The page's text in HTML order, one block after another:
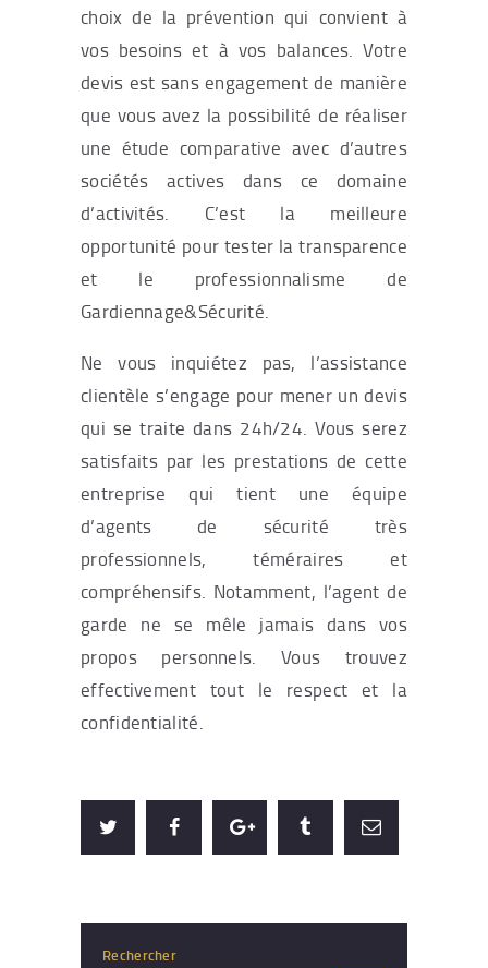
choix de la prévention qui convient à
vos besoins et à vos balances. Votre
devis est sans engagement de manière
que vous avez la possibilité de réaliser
une étude comparative avec d’autres
sociétés actives dans ce domaine
d’activités. C’est la meilleure
opportunité pour tester la transparence
et le professionnalisme de
Gardiennage&Sécurité.
Ne vous inquiétez pas, l’assistance
clientèle s’engage pour mener un devis
qui se traite dans 24h/24. Vous serez
satisfaits par les prestations de cette
entreprise qui tient une équipe
d’agents de sécurité très
professionnels, téméraires et
compréhensifs. Notamment, l’agent de
garde ne se mêle jamais dans vos
propos personnels. Vous trouvez
effectivement tout le respect et la
confidentialité.
Rechercher